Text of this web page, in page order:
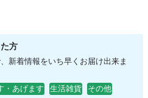
方
新着情報をいち早くお届け出来ま
・あげます 生活雑貨 その他